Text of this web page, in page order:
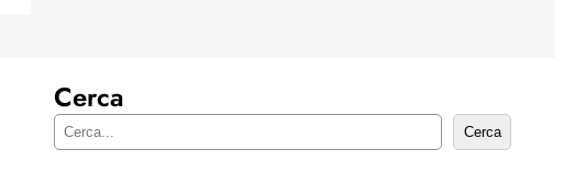
Cerca
C
Cerca